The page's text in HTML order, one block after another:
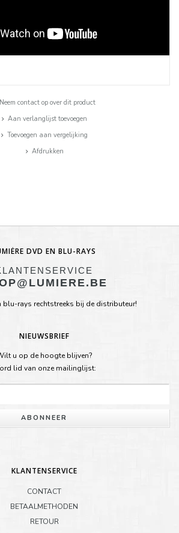
Neem contact op over dit product
Aan verlanglijst toevoegen
Toevoegen aan vergelijking
Afdrukken
DVD EN BLU-RAYS
blu-rays rechtstreeks bij de distributeur!
NIEUWSBRIEF
u op de hoogte blijven?
lid van onze mailinglijst:
ABONNEER
KLANTENSERVICE
CONTACT
BETAALMETHODEN
RETOUR